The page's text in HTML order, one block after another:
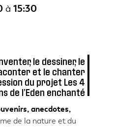
à 15:30
le dessiner, le
et le chanter
du projet Les 4
de l’Eden enchanté
anecdotes,
de la nature et du